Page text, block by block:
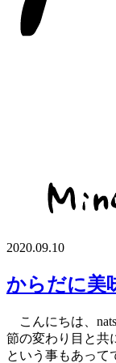
2020.09.10
からだに美
こんにちは、
節の変わり目と共
という事もあって